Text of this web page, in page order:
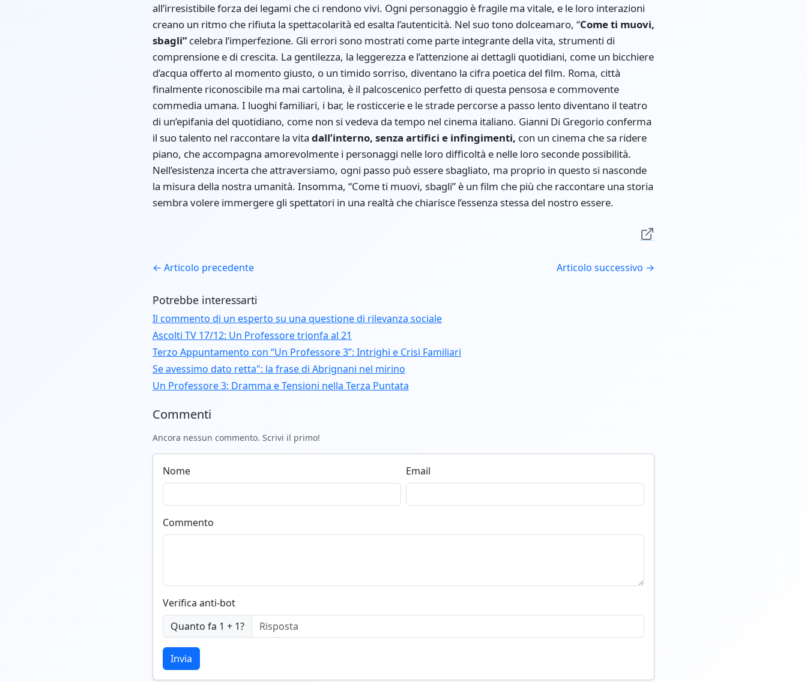
all’irresistibile forza dei legami che ci rendono vivi. Ogni personaggio è fragile ma vitale, e le loro interazioni
creano un ritmo che rifiuta la spettacolarità ed esalta l’autenticità. Nel suo tono dolceamaro, “Come ti muovi,
sbagli”celebra l’imperfezione. Gli errori sono mostrati come parte integrante della vita, strumenti di
comprensione e di crescita. La gentilezza, la leggerezza e l’attenzione ai dettagli quotidiani, come un bicchiere
d’acqua offerto al momento giusto, o un timido sorriso, diventano la cifra poetica del film. Roma, città
finalmente riconoscibile ma mai cartolina, è il palcoscenico perfetto di questa pensosa e commovente
commedia umana. I luoghi familiari, i bar, le rosticcerie e le strade percorse a passo lento diventano il teatro
di un’epifania del quotidiano, come non si vedeva da tempo nel cinema italiano. Gianni Di Gregorio conferma
il suo talento nel raccontare la vita dall’interno, senza artifici e infingimenti, con un cinema che sa ridere
piano, che accompagna amorevolmente i personaggi nelle loro difficoltà e nelle loro seconde possibilità.
Nell’esistenza incerta che attraversiamo, ogni passo può essere sbagliato, ma proprio in questo si nasconde
la misura della nostra umanità. Insomma, “Come ti muovi, sbagli” è un film che più che raccontare una storia
sembra volere immergere gli spettatori in una realtà che chiarisce l’essenza stessa del nostro essere.
← Articolo precedente Articolo successivo →
Potrebbe interessarti
Il commento di un esperto su una questione di rilevanza sociale
Ascolti TV 17/12: Un Professore trionfa al 21
Terzo Appuntamento con “Un Professore 3”: Intrighi e Crisi Familiari
Se avessimo dato retta": la frase di Abrignani nel mirino
Un Professore 3: Dramma e Tensioni nella Terza Puntata
Commenti
Ancora nessun commento. Scrivi il primo!
Nome Email
Commento
Verifica anti-bot
Quanto fa 1 + 1?
Invia